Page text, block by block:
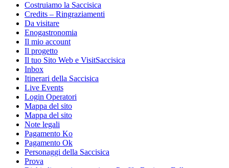
Costruiamo la Saccisica
Credits – Ringraziamenti
Da visitare
Enogastronomia
Il mio account
Il progetto
Il tuo Sito Web e VisitSaccisica
Inbox
Itinerari della Saccisica
Live Events
Login Operatori
Mappa del sito
Mappa del sito
Note legali
Pagamento Ko
Pagamento Ok
Personaggi della Saccisica
Prova